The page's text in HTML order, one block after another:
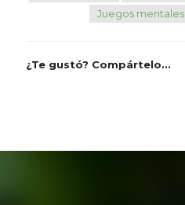
Juegos mentales
¿Te gustó? Compártelo...